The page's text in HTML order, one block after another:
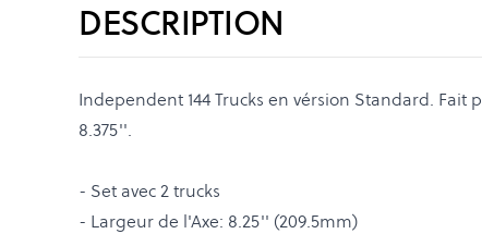
DESCRIPTION
Independent 144 Trucks en vérsion Standard. Fait
8.375''.
- Set avec 2 trucks
- Largeur de l'Axe: 8.25'' (209.5mm)